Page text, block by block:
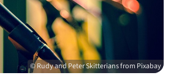
© Rudy and Peter Skitterians from Pixabay